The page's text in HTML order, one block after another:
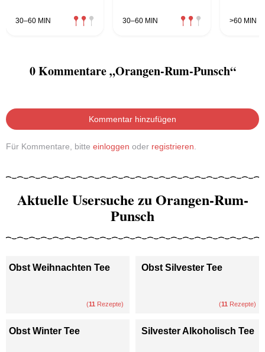
30–60 MIN 30–60 MIN >60 MIN
0 Kommentare „Orangen-Rum-Punsch“
Kommentar hinzufügen
Für Kommentare, bitte einloggen oder registrieren
Aktuelle Usersuche zu Orangen-Rum-
Punsch
Obst Weihnachten Tee
(11 Rezepte)
Obst Silvester Tee
(11 Rezepte)
Obst Winter Tee Silvester Alkoholisch Tee